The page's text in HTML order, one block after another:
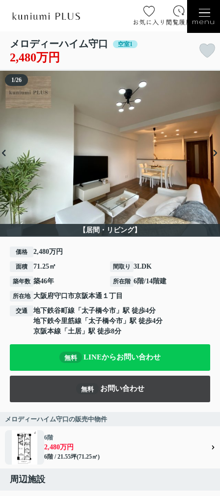
お気に入り 閲覧履歴 menu
メロディーハイム守口 空室1
2,480万円
【居間・リビング】
1/26
価格 2,480万円
面積 71.25㎡ 間取り 3LDK
築年数 築46年 所在階 6階/14階建
所在地 大阪府守口市京阪本通 １丁目
交通 地下鉄谷町線 「 太子橋今市 」駅 徒歩4分
地下鉄今里筋線 「 太子橋今市 」駅 徒歩4分
京阪本線 「 土居 」駅 徒歩8分
無料 LINEからお問い合わせ
無料 お問い合わせ
メロディーハイム守口の販売中物件
6階
2,480万円
6階 / 21.55坪(71.25㎡)
周辺施設